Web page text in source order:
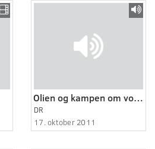
Olien og kampen om vores fremtid 5:6
DR
17. oktober 2011